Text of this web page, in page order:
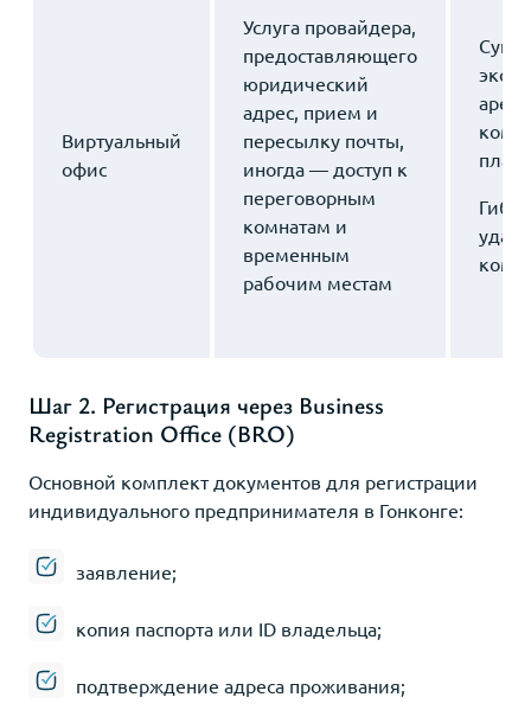
Виртуальный
офис
Услуга провайдера,
предоставляющего
юридический
адрес, прием и
пересылку почты,
иногда — доступ к
переговорным
комнатам и
временным
рабочим местам
Шаг 2. Регистрация через Business
Registration Office (BRO)
Основной комплект документов для регистрации
индивидуального предпринимателя в Гонконге:
заявление;
копия паспорта или ID владельца;
подтверждение адреса проживания;